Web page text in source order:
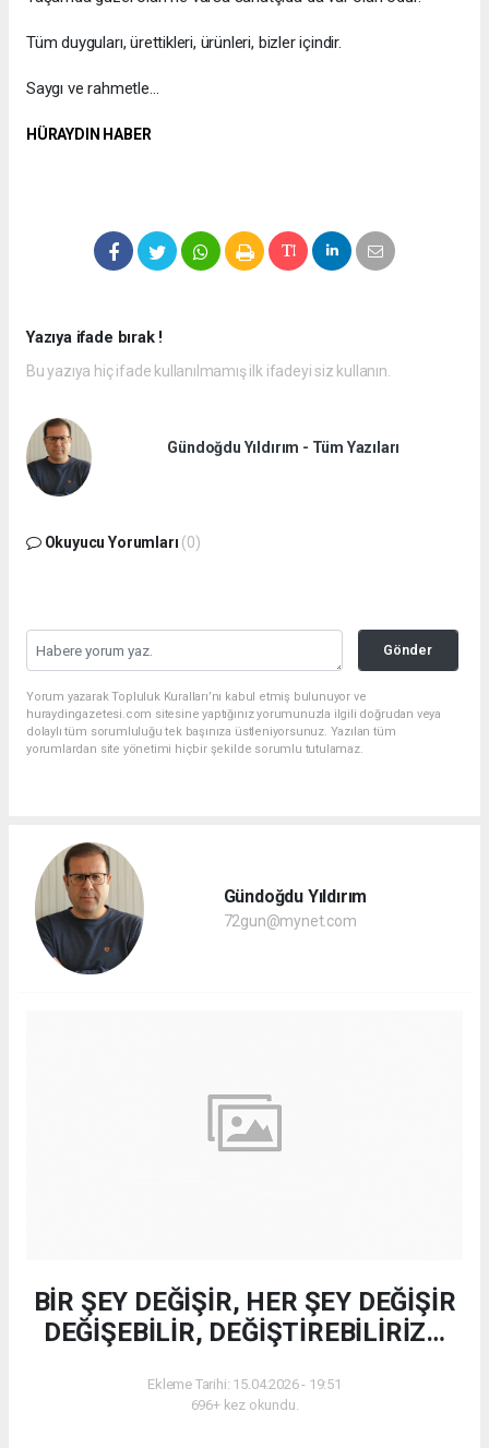
Tüm duyguları, ürettikleri, ürünleri, bizler içindir.
Saygı ve rahmetle…
HÜRAYDIN HABER
Yazıya ifade bırak !
Bu yazıya hiç ifade kullanılmamış ilk ifadeyi siz kullanın.
Gündoğdu Yıldırım - Tüm Yazıları
Okuyucu Yorumları (0)
Gönder
Yorum yazarak Topluluk Kuralları’nı kabul etmiş bulunuyor ve
huraydingazetesi.com sitesine yaptığınız yorumunuzla ilgili doğrudan veya
dolaylı tüm sorumluluğu tek başınıza üstleniyorsunuz. Yazılan tüm
yorumlardan site yönetimi hiçbir şekilde sorumlu tutulamaz.
Gündoğdu Yıldırım
72gun@mynet.com
BİR ŞEY DEĞİŞİR, HER ŞEY DEĞİŞİR
DEĞİŞEBİLİR, DEĞİŞTİREBİLİRİZ…
Ekleme Tarihi: 15.04.2026 - 19:51
696+ kez okundu.